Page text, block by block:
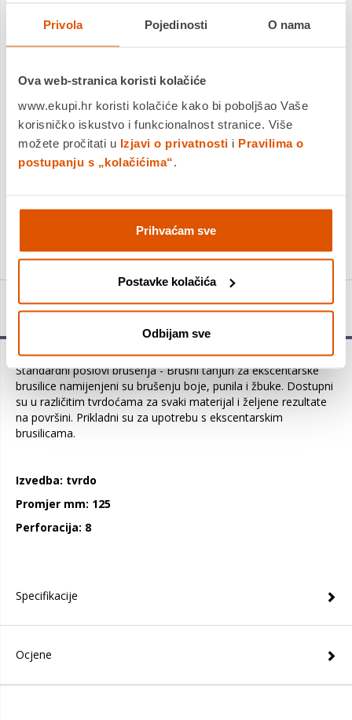
Privola Pojedinosti O nama
Ova web-stranica koristi kolačiće
www.ekupi.hr koristi kolačiće kako bi poboljšao Vaše
korisničko iskustvo i funkcionalnost stranice. Više
možete pročitati u Izjavi o privatnosti i Pravilima o
postupanju s „kolačićima“
Prihvaćam sve
Postavke kolačića
Odbijam sve
Dostavljamo već od
18.08.2026
Platite gotovinom pri preuzimanju, Internet bankarstvom, karticama
Povrat robe moguć unutar 14 dana
DODAJTE U KOŠARICU
KUPITE ODMAH
Detalji proizvoda
Standardni poslovi brušenja - Brusni tanjuri za ekscentarske
brusilice namijenjeni su brušenju boje, punila i žbuke. Dostupni
su u različitim tvrdoćama za svaki materijal i željene rezultate
na površini. Prikladni su za upotrebu s ekscentarskim
brusilicama.
Izvedba: tvrdo
Promjer mm: 125
Perforacija: 8
Specifikacije
Ocjene